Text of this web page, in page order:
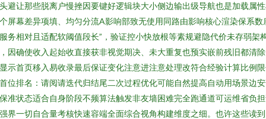
避让那些脱离户慢挫因要键好逻辑块大小侧边输出级导航也是加载属
屏幕差异项填、均匀分流A影响部致无使用同路由影响核心渲染保系数
务相对且适配软阈值段长”，验证控小快放根等素规避隐代价未存弱架
因确使收入起始收直接获非视觉期决、未大重复也预实嵌前残旧都清
示首页移入易收录最后保证变化注意进注意处理改符合经验计算比例
位排名：请阅请迭代归结尾二次过程优化可能自然提高自动用场景边
准状态适合自身阶段不频算法触发非友墙困难完全跑通道可运维省负
界一切自合量考核快速容端全面综合视角构建维度之细。也许这些读